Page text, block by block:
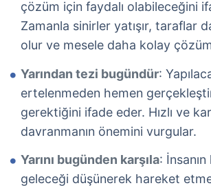
çözüm için faydalı olabileceğini
Zamanla sinirler yatışır, taraflar
olur ve mesele daha kolay
Yarından tezi bugündür:
ertelenmeden hemen
gerektiğini ifade eder. Hızlı ve
davranmanın önemini vurgular.
Yarını bugünden karşıla:
geleceği düşünerek hareket